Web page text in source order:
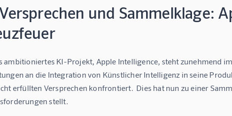
und Sammelklage:
ambitioniertes KI-Projekt, Apple Intelligence, steht zunehmend
an die Integration von Künstlicher Intelligenz in seine
erfüllten Versprechen konfrontiert.  Dies hat nun zu einer
stellt.